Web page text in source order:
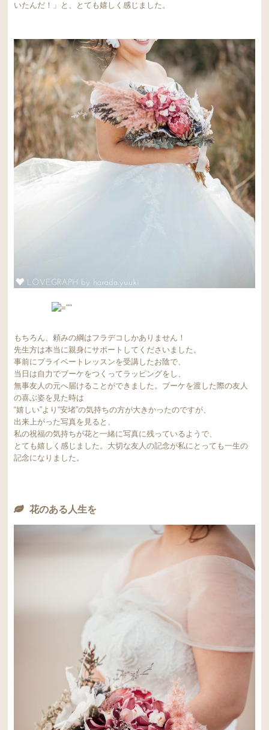
いたんだ！」と、とても嬉しく感じました。
もちろん、頼みの綱はフラデコしかありません！
先生方は本当に親身にサポートしてくださいました。
事前にプライベートレッスンを受講したお陰で、
当日は自力でブーケをつくってラッピングをし、
無事友人の元へ届けることができました。ブーケを渡した際の友人
の喜ぶ姿を見た時は
“嬉しい”より“安堵”の気持ちの方が大きかったのですが、
出来上がった写真を見ると、
私の祝福の気持ちが花と一緒に写真に残っているようで、
とても嬉しく感じました。大切な友人の記念が私にとっても一生の
記念になりました。
花のある人生を